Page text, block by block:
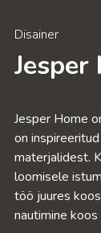
Disainer
Jesper
Jesper Home
on
materjalidest.
loomisele
töö juures
nautimine